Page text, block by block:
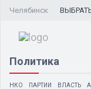
Челябинск
Политика
НКО ПАРТИИ ВЛАСТЬ